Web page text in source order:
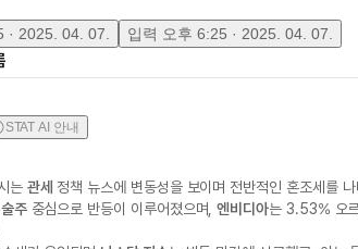
· 2025. 04. 07. 입력 오후 6:25 · 2025. 04. 07.
STAT AI 안내
는 관세 정책 뉴스에 변동성을 보이며 전반적인 혼조세를
주중심으로 반등이 이루어졌으며,엔비디아는 3.53% 오